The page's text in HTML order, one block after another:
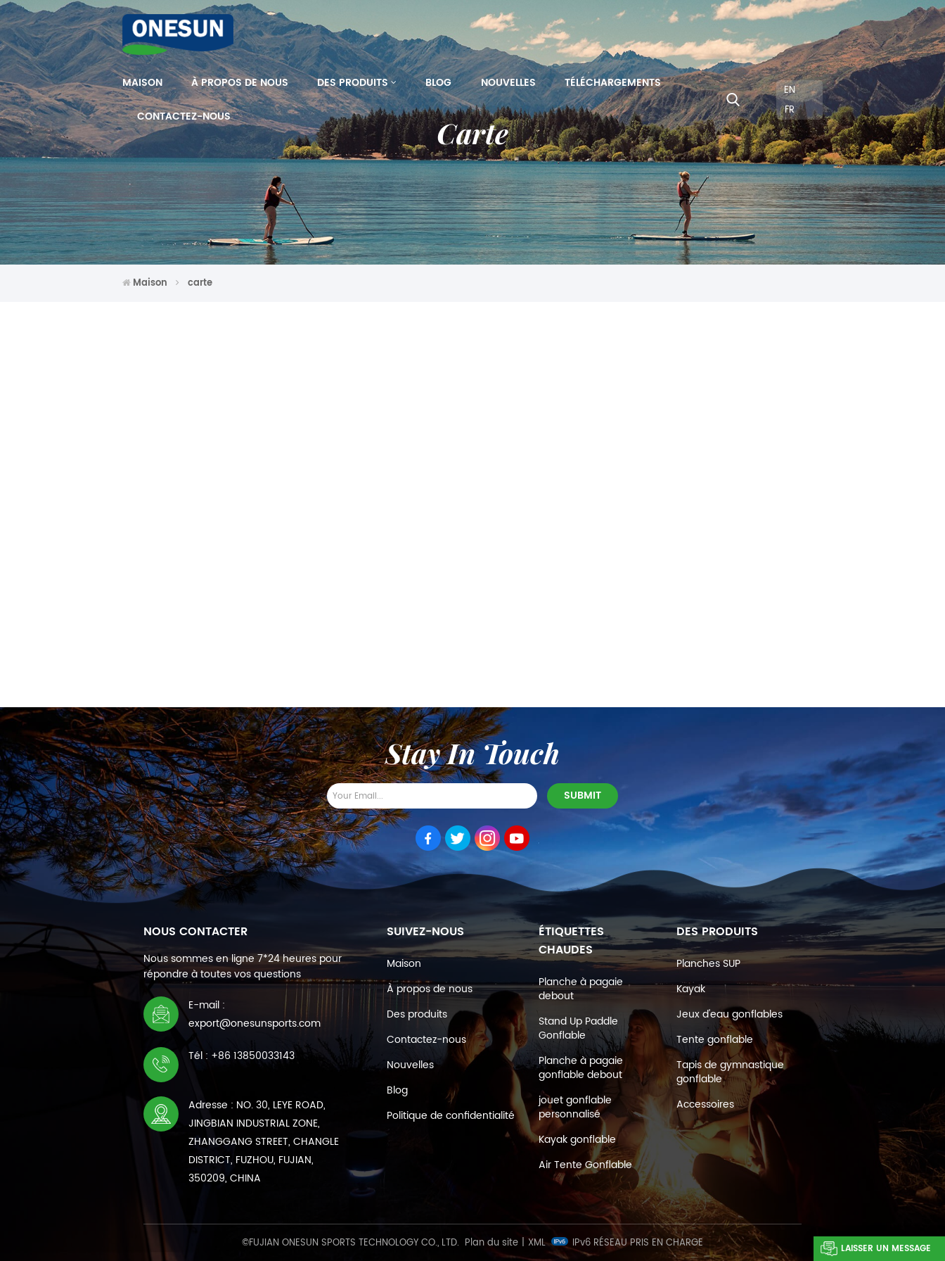
MAISON À PROPOS DE NOUS DES PRODUITS BLOG NOUVELLES TÉLÉCHARGEMENTS
CONTACTEZ-NOUS
EN
FR
Carte
Maison carte
Stay In Touch
NOUS CONTACTER
Nous sommes en ligne 7*24 heures pour
répondre à toutes vos questions
E-mail :
export@onesunsports.com
Tél : +86 13850033143
Adresse : NO. 30, LEYE ROAD,
JINGBIAN INDUSTRIAL ZONE,
ZHANGGANG STREET, CHANGLE
DISTRICT, FUZHOU, FUJIAN,
350209, CHINA
SUIVEZ-NOUS
Maison
À propos de nous
Des produits
Contactez-nous
Nouvelles
Blog
Politique de confidentialité
ÉTIQUETTES
CHAUDES
Planche à pagaie
debout
Stand Up Paddle
Gonflable
Planche à pagaie
gonflable debout
jouet gonflable
personnalisé
Kayak gonflable
Air Tente Gonflable
DES PRODUITS
Planches SUP
Kayak
Jeux d'eau gonflables
Tente gonflable
Tapis de gymnastique
gonflable
Accessoires
©FUJIAN ONESUN SPORTS TECHNOLOGY CO., LTD. Plan du site | XML IPv6 RÉSEAU PRIS EN CHARGE LAISSER UN MESSAGE